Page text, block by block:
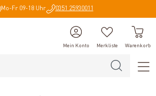
Mo-Fr 09-18 Uhr 0351 25930011
Mein Konto Merkliste Warenkorb